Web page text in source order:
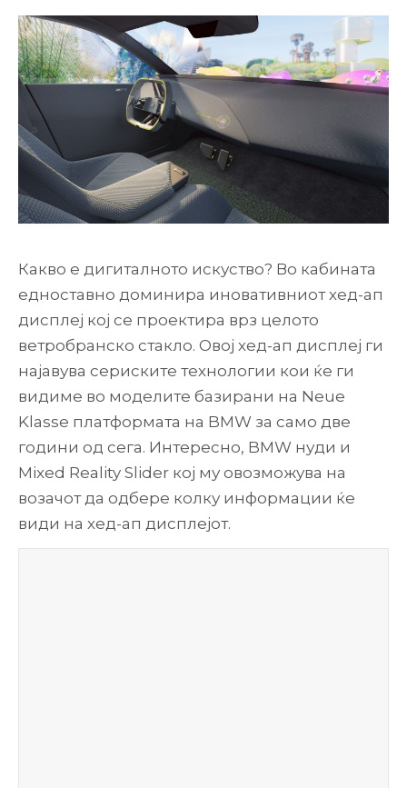
Какво е дигиталното искуство? Во кабината
едноставно доминира иновативниот хед-ап
дисплеј кој се проектира врз целото
ветробранско стакло. Овој хед-ап дисплеј ги
најавува сериските технологии кои ќе ги
видиме во моделите базирани на Neue
Klasse платформата на BMW за само две
години од сега. Интересно, BMW нуди и
Mixed Reality Slider кој му овозможува на
возачот да одбере колку информации ќе
види на хед-ап дисплејот.